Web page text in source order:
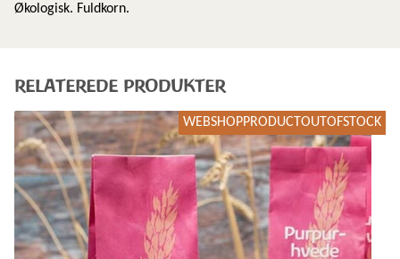
Økologisk. Fuldkorn.
RELATEREDE PRODUKTER
WEBSHOPPRODUCTOUTOFSTOCK